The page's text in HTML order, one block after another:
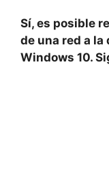
Sí, es posible
de una red a la
Windows 10.